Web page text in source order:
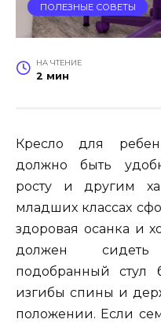
ПОЛЕЗНЫЕ СОВЕТЫ
НА ЧТЕНИЕ
2 мин
Кресло для
должно быть
росту и другим
младших классах
здоровая осанка и
должен
подобранный стул
изгибы спины и
положении. Если